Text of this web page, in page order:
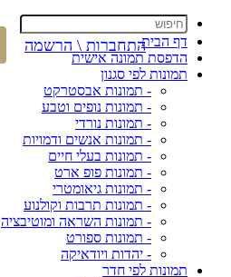
דף הבית
הדפסת תמונה אישית
תמונות לפי סגנון
- תמונות אבסטרקט
- תמונות נופים וטבע
- תמונות נורדי
- תמונות אנשים ודמויות
- תמונות בעלי חיים
- תמונות פופ ארט
- תמונות גיאומטרי
- תמונות תרבות וקולנוע
- תמונות השראה ומוטיבציה
- תמונות ספורט
- יהדות ויודאיקה
תמונות לפי חדר
התחברות \ הרשמה